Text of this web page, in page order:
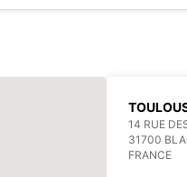
14 RUE
31700
FRANCE